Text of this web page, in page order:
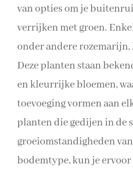
van opties om je
verrijken met groen.
onder andere rozemarijn,
Deze planten staan
en kleurrijke bloemen,
toevoeging vormen aan
planten die gedijen in de
groeiomstandigheden
bodemtype, kun je ervoor